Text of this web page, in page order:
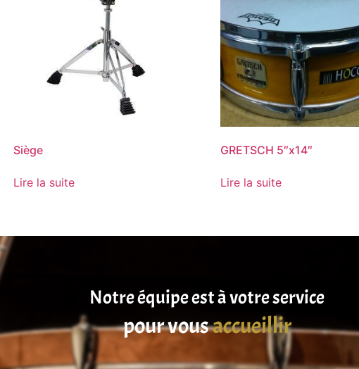
Siège
Lire la suite
GRETSCH 5″x14″
Lire la suite
Notre équipe est à votre service
pour vous
accueillir
satisfaire